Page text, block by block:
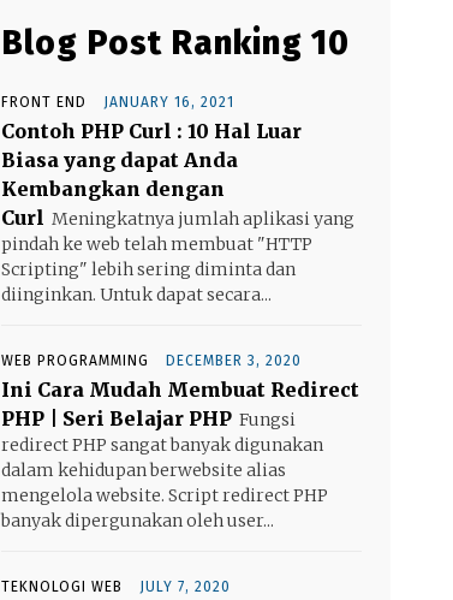
Blog Post Ranking 10
FRONT END JANUARY 16, 2021
Contoh PHP Curl : 10 Hal Luar
Biasa yang dapat Anda
Kembangkan dengan
Curl Meningkatnya jumlah aplikasi yang
pindah ke web telah membuat "HTTP
Scripting" lebih sering diminta dan
diinginkan. Untuk dapat secara...
WEB PROGRAMMING DECEMBER 3, 2020
Ini Cara Mudah Membuat Redirect
PHP | Seri Belajar PHP Fungsi
redirect PHP sangat banyak digunakan
dalam kehidupan berwebsite alias
mengelola website. Script redirect PHP
banyak dipergunakan oleh user...
TEKNOLOGI WEB JULY 7, 2020